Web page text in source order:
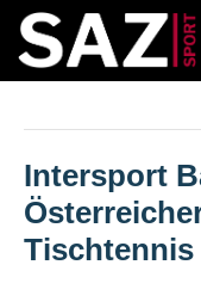
Intersport